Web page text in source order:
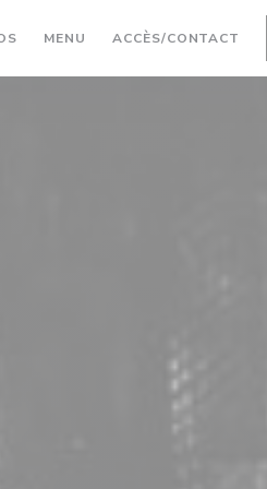
MENU ((OUVRE UNE
ACCÈS/CONTACT